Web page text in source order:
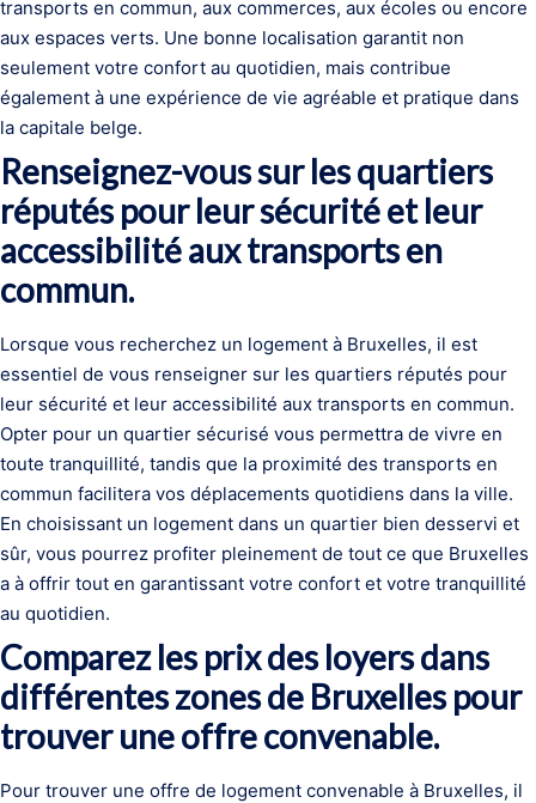
transports en commun, aux commerces, aux écoles ou encore
aux espaces verts. Une bonne localisation garantit non
seulement votre confort au quotidien, mais contribue
également à une expérience de vie agréable et pratique dans
la capitale belge.
Renseignez-vous sur les quartiers
réputés pour leur sécurité et leur
accessibilité aux transports en
commun.
Lorsque vous recherchez un logement à Bruxelles, il est
essentiel de vous renseigner sur les quartiers réputés pour
leur sécurité et leur accessibilité aux transports en commun.
Opter pour un quartier sécurisé vous permettra de vivre en
toute tranquillité, tandis que la proximité des transports en
commun facilitera vos déplacements quotidiens dans la ville.
En choisissant un logement dans un quartier bien desservi et
sûr, vous pourrez profiter pleinement de tout ce que Bruxelles
a à offrir tout en garantissant votre confort et votre tranquillité
au quotidien.
Comparez les prix des loyers dans
différentes zones de Bruxelles pour
trouver une offre convenable.
Pour trouver une offre de logement convenable à Bruxelles, il